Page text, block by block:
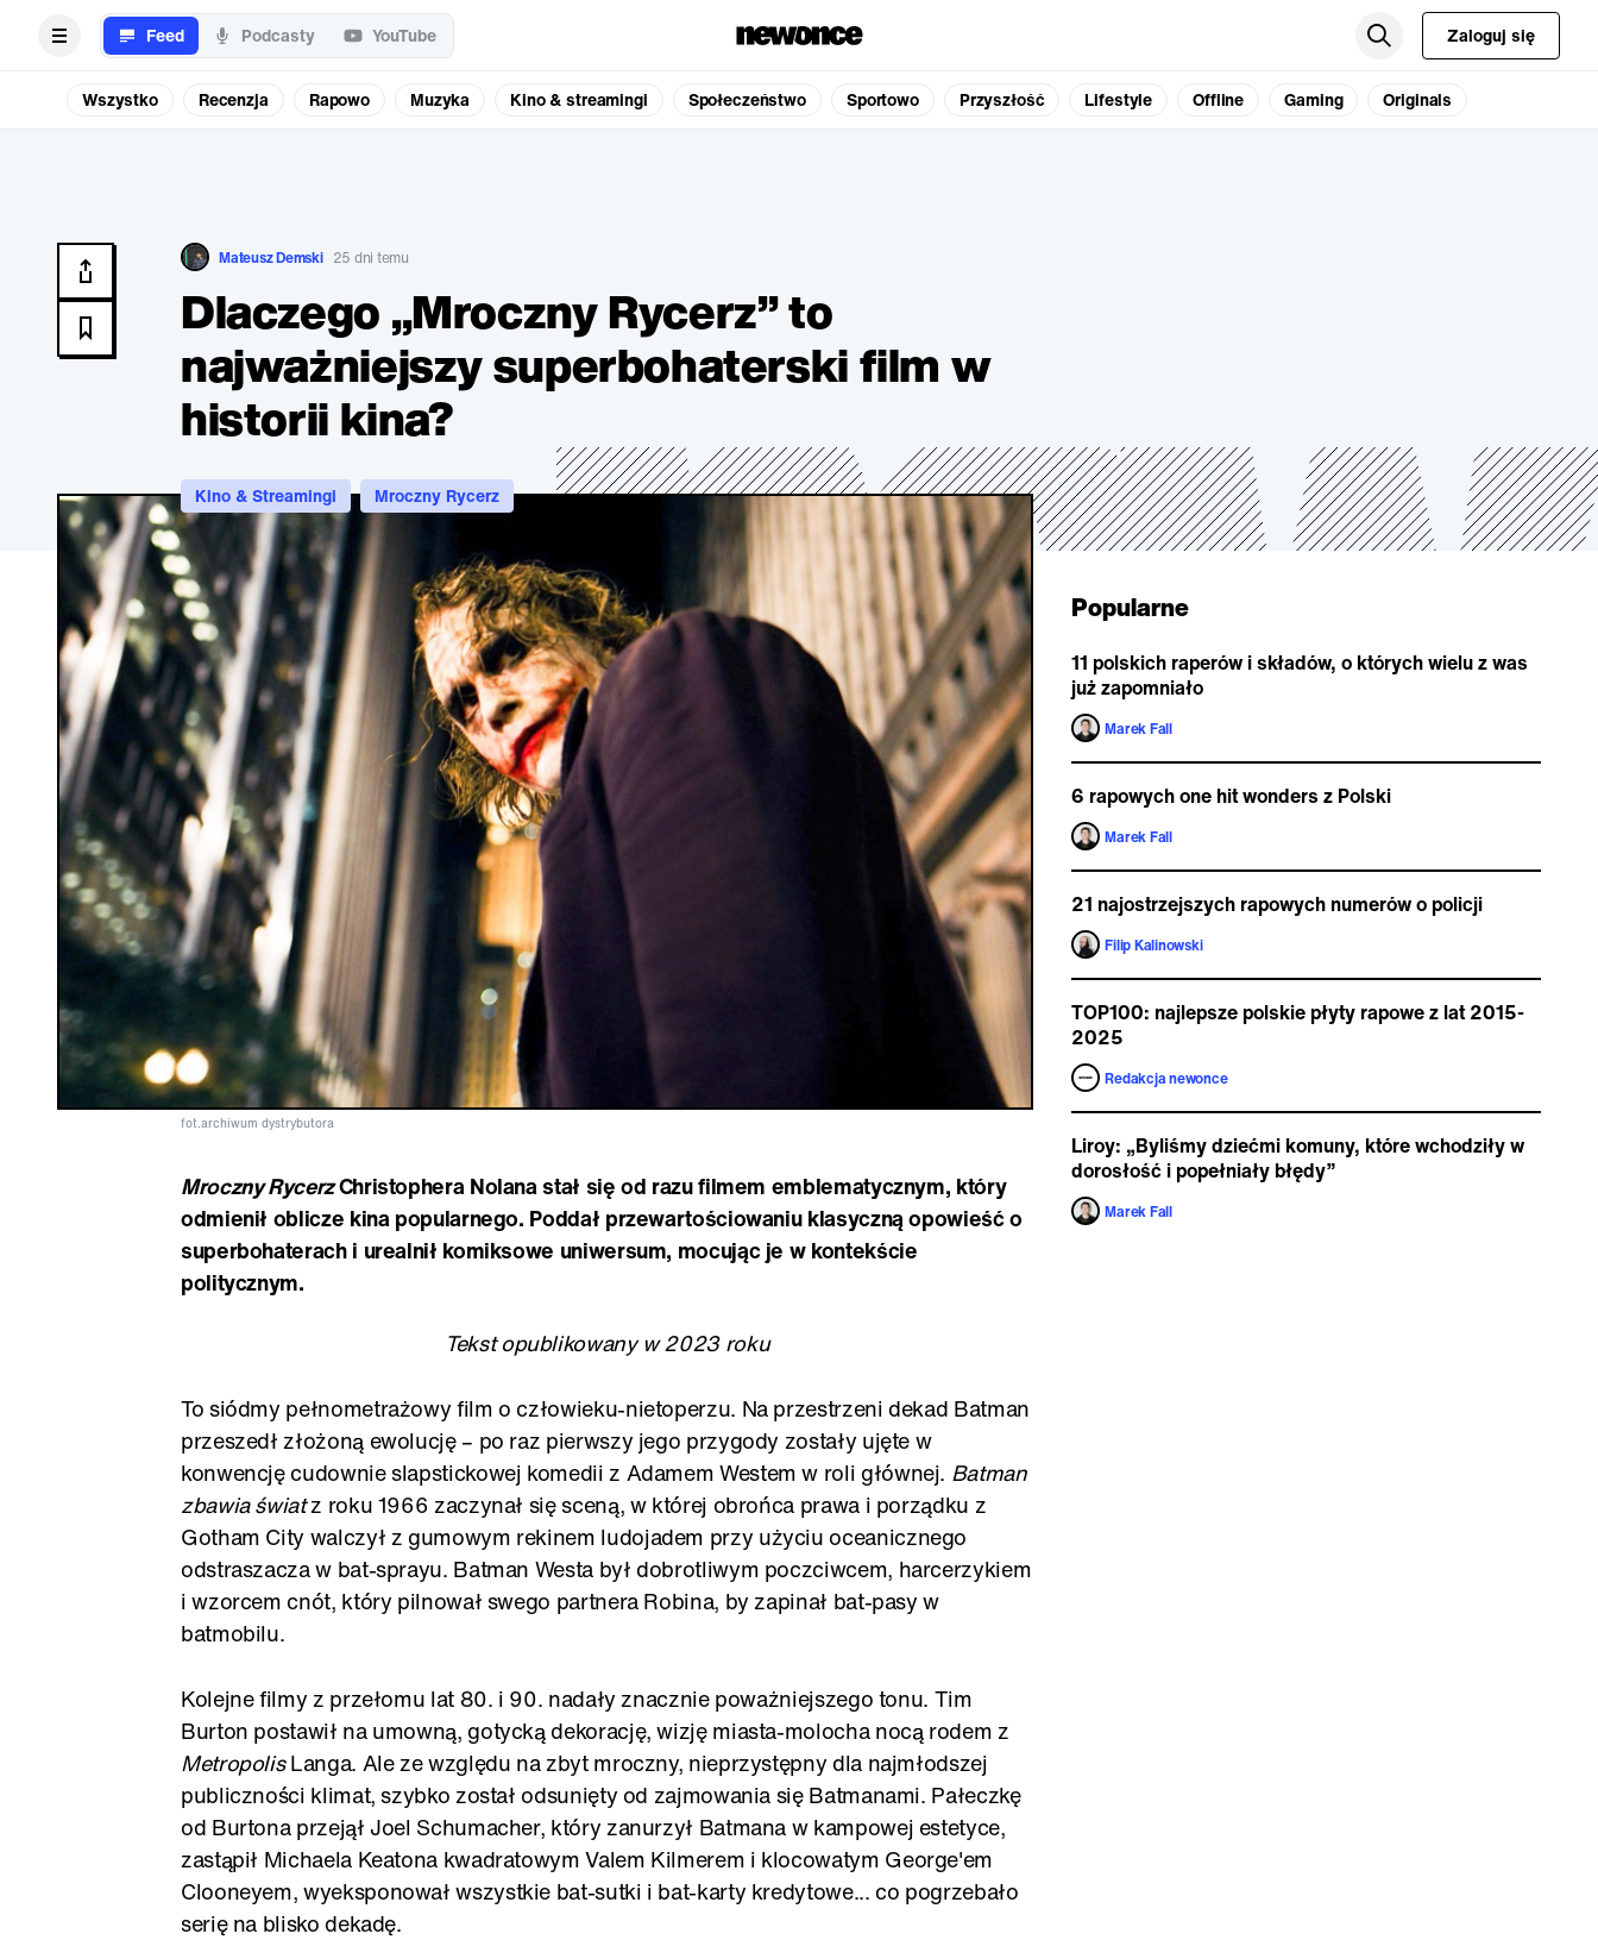
Feed Podcasty YouTube Zaloguj się
Wszystko Recenzja Rapowo Muzyka Kino & streamingi Społeczeństwo Sportowo Przyszłość Lifestyle Offline Gaming Originals
Mateusz Demski 25 dni temu
Dlaczego „Mroczny Rycerz” to
najważniejszy superbohaterski film w
historii kina?
Kino & Streamingi Mroczny Rycerz
fot.archiwum dystrybutora
Mroczny RycerzChristophera Nolana stał się od razu filmem emblematycznym, który
odmienił oblicze kina popularnego. Poddał przewartościowaniu klasyczną opowieść o
superbohaterach i urealnił komiksowe uniwersum, mocując je w kontekście
politycznym.
Tekst opublikowany w 2023 roku
To siódmy pełnometrażowy film o człowieku-nietoperzu. Na przestrzeni dekad Batman
przeszedł złożoną ewolucję – po raz pierwszy jego przygody zostały ujęte w
konwencję cudownie slapstickowej komedii z Adamem Westem w roli głównej. Batman
zbawia światz roku 1966 zaczynał się sceną, w której obrońca prawa i porządku z
Gotham City walczył z gumowym rekinem ludojadem przy użyciu oceanicznego
odstraszacza w bat-sprayu. Batman Westa był dobrotliwym poczciwcem, harcerzykiem
i wzorcem cnót, który pilnował swego partnera Robina, by zapinał bat-pasy w
batmobilu.
Kolejne filmy z przełomu lat 80. i 90. nadały znacznie poważniejszego tonu. Tim
Burton postawił na umowną, gotycką dekorację, wizję miasta-molocha nocą rodem z
MetropolisLanga. Ale ze względu na zbyt mroczny, nieprzystępny dla najmłodszej
publiczności klimat, szybko został odsunięty od zajmowania się Batmanami. Pałeczkę
od Burtona przejął Joel Schumacher, który zanurzył Batmana w kampowej estetyce,
zastąpił Michaela Keatona kwadratowym Valem Kilmerem i klocowatym George'em
Clooneyem, wyeksponował wszystkie bat-sutki i bat-karty kredytowe... co pogrzebało
serię na blisko dekadę.
Popularne
11 polskich raperów i składów, o których wielu z was
już zapomniało
Marek Fall
6 rapowych one hit wonders z Polski
Marek Fall
21 najostrzejszych rapowych numerów o policji
Filip Kalinowski
TOP100: najlepsze polskie płyty rapowe z lat 2015-
2025
Redakcja newonce
Liroy: „Byliśmy dziećmi komuny, które wchodziły w
dorosłość i popełniały błędy”
Marek Fall